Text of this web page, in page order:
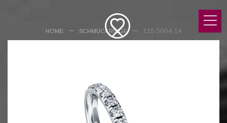
HOME SCHMUCKRINGE 115.5004.14